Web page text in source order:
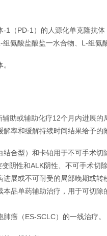
（PD-1）的人源化单克隆抗体
氨酸盐酸盐一水合物、L-组氨
助或辅助化疗12个月内进展的
率和缓解持续时间结果给予的
合型）和卡铂用于不可手术切
阴性和ALK阴性、不可手术切
展或不可耐受的局部晚期或转
品单药辅助治疗，用于可切除
癌（ES-SCLC）的一线治疗。